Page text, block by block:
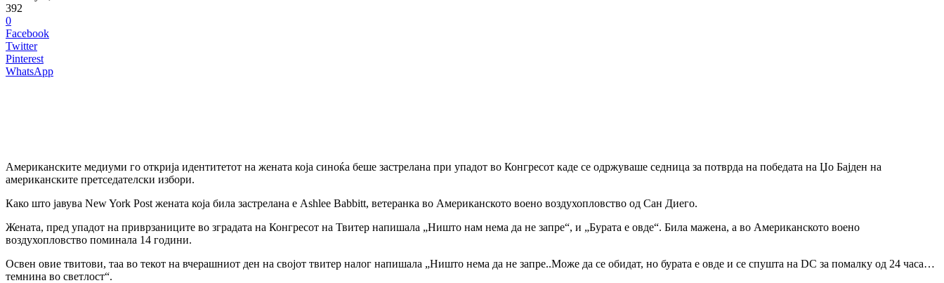
392
0
Facebook
Twitter
Pinterest
WhatsApp
Американските медиуми го открија идентитетот на жената која синоќа беше застрелана при упадот во Конгресот каде се одржуваше седница за потврда на победата на Џо Бајден на
американските претседателски избори.
Како што јавува New York Post жената која била застрелана е Ashlee Babbitt, ветеранка во Американското воено воздухопловство од Сан Диего.
Жената, пред упадот на приврзаниците во зградата на Конгресот на Твитер напишала „Ништо нам нема да не запре“, и „Бурата е овде“. Била мажена, а во Американското воено
воздухопловство поминала 14 години.
Освен овие твитови, таа во текот на вчерашниот ден на својот твитер налог напишала „Ништо нема да не запре..Може да се обидат, но бурата е овде и се спушта на DC за помалку од 24 часа…
темнина во светлост“.